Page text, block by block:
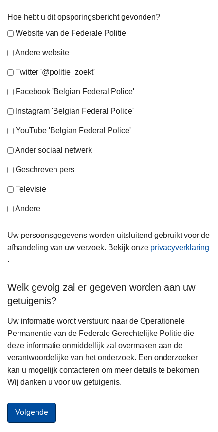
Hoe hebt u dit opsporingsbericht gevonden?
Website van de Federale Politie
Andere website
Twitter '@politie_zoekt'
Facebook 'Belgian Federal Police'
Instagram 'Belgian Federal Police'
YouTube 'Belgian Federal Police'
Ander sociaal netwerk
Geschreven pers
Televisie
Andere
Uw persoonsgegevens worden uitsluitend gebruikt voor de
afhandeling van uw verzoek. Bekijk onze privacyverklaring
.
Welk gevolg zal er gegeven worden aan uw
getuigenis?
Uw informatie wordt verstuurd naar de Operationele
Permanentie van de Federale Gerechtelijke Politie die
deze informatie onmiddellijk zal overmaken aan de
verantwoordelijke van het onderzoek. Een onderzoeker
kan u mogelijk contacteren om meer details te bekomen.
Wij danken u voor uw getuigenis.